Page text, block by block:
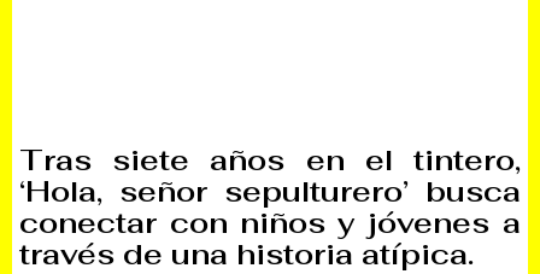
Tras siete años en el tintero,
‘Hola, señor sepulturero’ busca
conectar con niños y jóvenes a
través de una historia atípica.